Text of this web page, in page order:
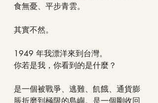
食無憂、平步青雲。
其實不然。
1949 年我漂洋來到台灣。
你若是我，你看到的是什麼？
是一個被戰爭、逃難、飢餓、通貨膨
脹折磨到極限的島嶼。是一個剛收回